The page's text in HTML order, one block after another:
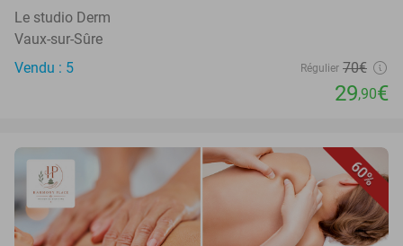
Le studio Derm
Vaux-sur-Sûre
Vendu : 5
Régulier 70€
29,90€
60%